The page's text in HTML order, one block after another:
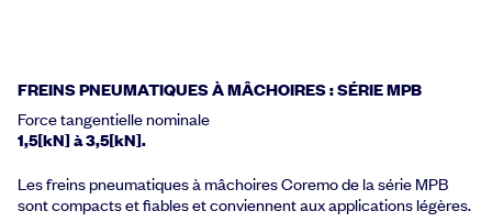
FREINS PNEUMATIQUES À MÂCHOIRES : SÉRIE MPB
Force tangentielle nominale
1,5[kN] à 3,5[kN].
Les freins pneumatiques à mâchoires Coremo de la série MPB
sont compacts et fiables et conviennent aux applications légères.